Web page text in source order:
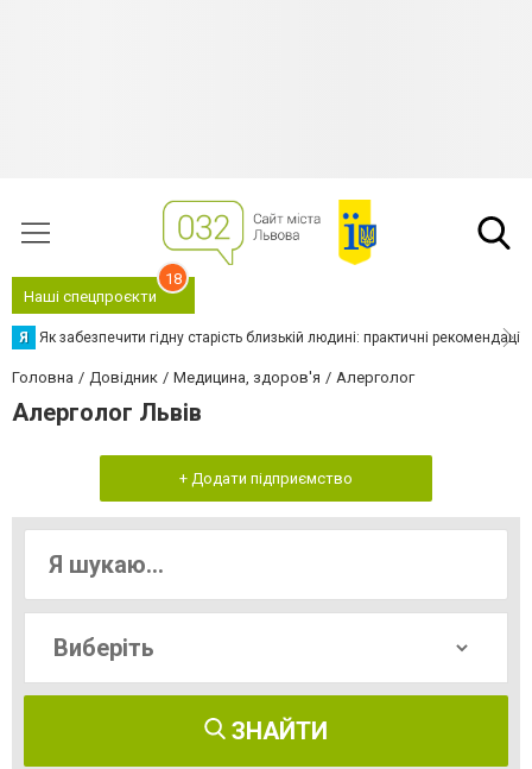
Наші спецпроєкти
18
Я Як забезпечити гідну старість близькій людині: практичні рекомендації
Головна Довідник Медицина, здоров'я Алерголог
Алерголог Львів
+ Додати підприємство
ЗНАЙТИ